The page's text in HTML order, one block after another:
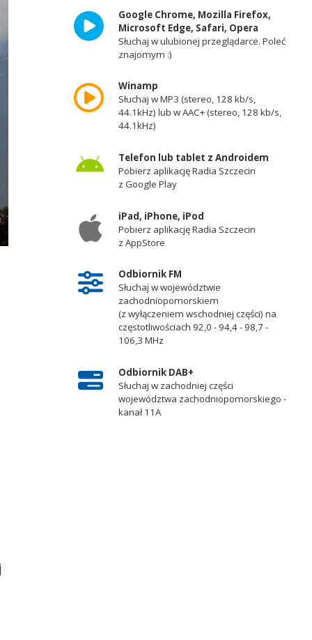
Google Chrome, Mozilla Firefox,
Microsoft Edge, Safari, Opera
Słuchaj w ulubionej przeglądarce. Poleć
znajomym :)
Winamp
Słuchaj w MP3 (stereo, 128 kb/s,
44.1kHz) lub w AAC+ (stereo, 128 kb/s,
44.1kHz)
Telefon lub tablet z Androidem
Pobierz aplikację Radia Szczecin
z Google Play
iPad, iPhone, iPod
Pobierz aplikację Radia Szczecin
z AppStore
Odbiornik FM
Słuchaj w województwie
zachodniopomorskiem
(z wyłączeniem wschodniej części) na
częstotliwościach 92,0 - 94,4 - 98,7 -
106,3 MHz
Odbiornik DAB+
Słuchaj w zachodniej części
województwa zachodniopomorskiego -
kanał 11A